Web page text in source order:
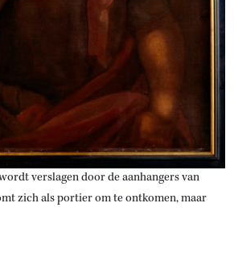
verslagen door de aanhangers van
zich als portier om te ontkomen, maar